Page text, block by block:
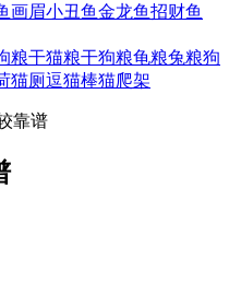
画眉小丑鱼金龙鱼招财鱼
粮干猫粮干狗粮龟粮兔粮狗
猫厕逗猫棒猫爬架
靠谱